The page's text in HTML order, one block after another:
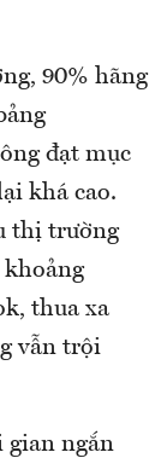
90% hãng
đạt mục
khá cao.
thị trường
khoảng
thua xa
vẫn trội
gian ngắn